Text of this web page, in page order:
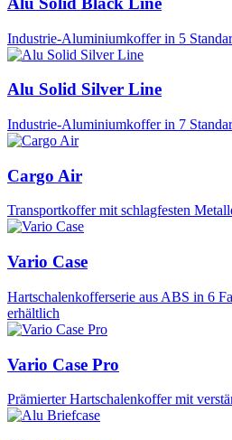
Industrie-Aluminiumkoffer in 5
Alu Solid Silver Line
Industrie-Aluminiumkoffer in 7
Cargo Air
Transportkoffer mit schlagfesten
Vario Case
Hartschalenkofferserie aus ABS in 6
erhältlich
Vario Case Pro
Prämierter Hartschalenkoffer mit